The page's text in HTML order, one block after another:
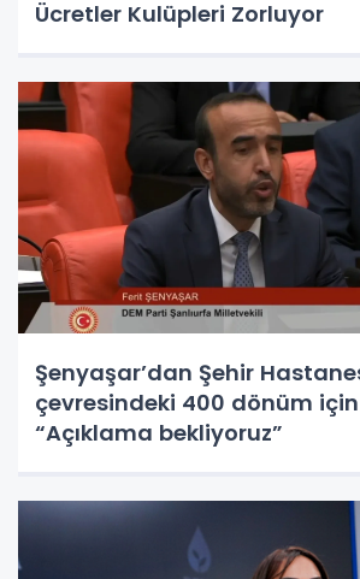
Ücretler Kulüpleri Zorluyor
Şenyaşar’dan Şehir
çevresindeki 400 dönüm
“Açıklama bekliyoruz”